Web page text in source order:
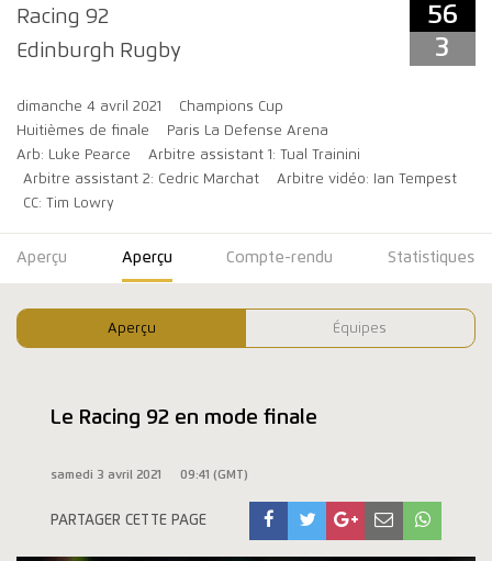
Racing 92
Edinburgh Rugby
56
3
dimanche 4 avril 2021
Champions Cup
Huitièmes de finale
Paris La Defense Arena
Arb: Luke Pearce
Arbitre assistant 1: Tual Trainini
Arbitre assistant 2: Cedric Marchat
Arbitre vidéo: Ian Tempest
CC: Tim Lowry
Aperçu Aperçu Compte-rendu Statistiques
Aperçu Équipes
Le Racing 92 en mode finale
samedi 3 avril 2021 09:41 (GMT)
PARTAGER CETTE PAGE